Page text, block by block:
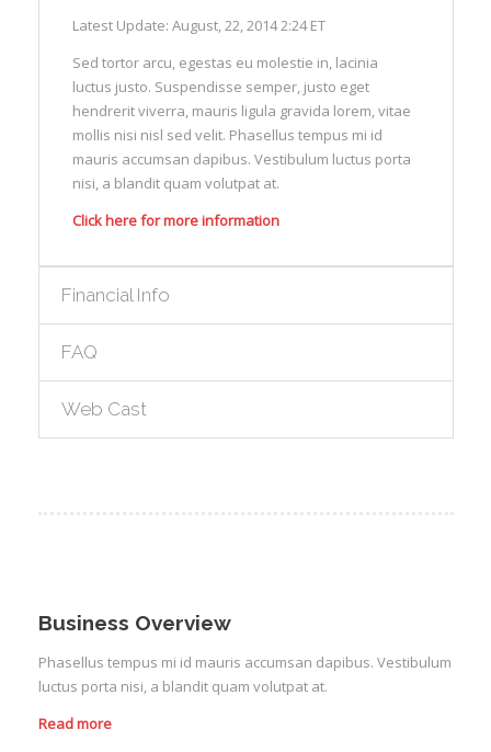
Latest Update: August, 22, 2014 2:24 ET
Sed tortor arcu, egestas eu molestie in, lacinia
luctus justo. Suspendisse semper, justo eget
hendrerit viverra, mauris ligula gravida lorem, vitae
mollis nisi nisl sed velit. Phasellus tempus mi id
mauris accumsan dapibus. Vestibulum luctus porta
nisi, a blandit quam volutpat at.
Click here for more information
Financial Info
FAQ
Web Cast
Business Overview
Phasellus tempus mi id mauris accumsan dapibus. Vestibulum
luctus porta nisi, a blandit quam volutpat at.
Read more